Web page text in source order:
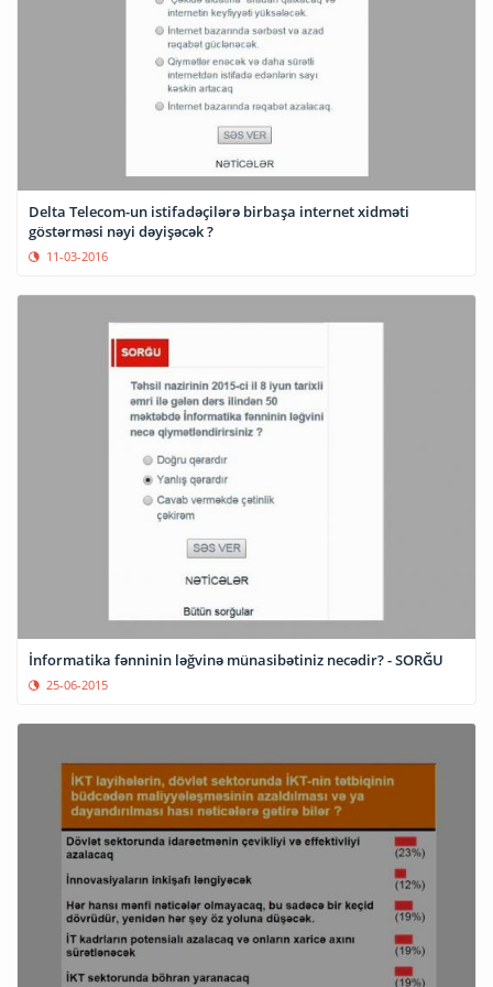
Delta Telecom-un istifadəçilərə birbaşa internet xidməti
göstərməsi nəyi dəyişəcək ?
11-03-2016
İnformatika fənninin ləğvinə münasibətiniz necədir? - SORĞU
25-06-2015